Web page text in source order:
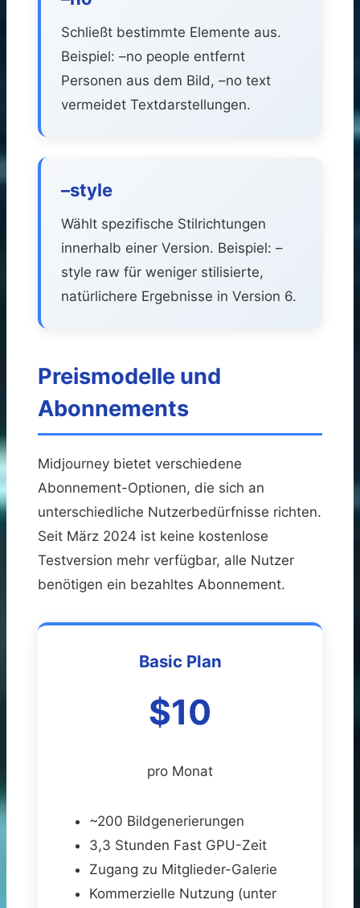
Schließt bestimmte Elemente aus.
Beispiel: –no people entfernt
Personen aus dem Bild, –no text
vermeidet Textdarstellungen.
–style
Wählt spezifische Stilrichtungen
innerhalb einer Version. Beispiel: –
style raw für weniger stilisierte,
natürlichere Ergebnisse in Version 6.
Preismodelle und
Abonnements
Midjourney bietet verschiedene
Abonnement-Optionen, die sich an
unterschiedliche Nutzerbedürfnisse richten.
Seit März 2024 ist keine kostenlose
Testversion mehr verfügbar, alle Nutzer
benötigen ein bezahltes Abonnement.
Basic Plan
$10
pro Monat
~200 Bildgenerierungen
3,3 Stunden Fast GPU-Zeit
Zugang zu Mitglieder-Galerie
Kommerzielle Nutzung (unter